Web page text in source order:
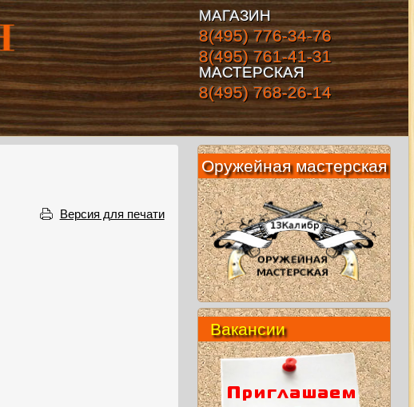
МАГАЗИН
8(495) 776-34-76
8(495) 761-41-31
МАСТЕРСКАЯ
8(495) 768-26-14
Версия для печати
Оружейная мастерская
Вакансии